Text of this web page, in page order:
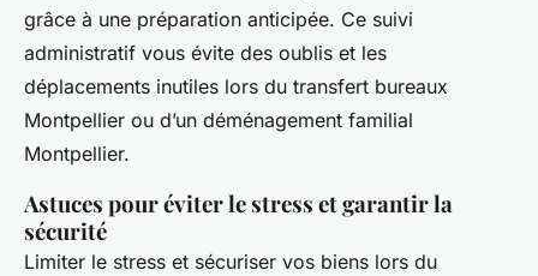
grâce à une préparation anticipée. Ce suivi
administratif vous évite des oublis et les
déplacements inutiles lors du transfert bureaux
Montpellier ou d’un déménagement familial
Montpellier.
Astuces pour éviter le stress et garantir la
sécurité
Limiter le stress et sécuriser vos biens lors du